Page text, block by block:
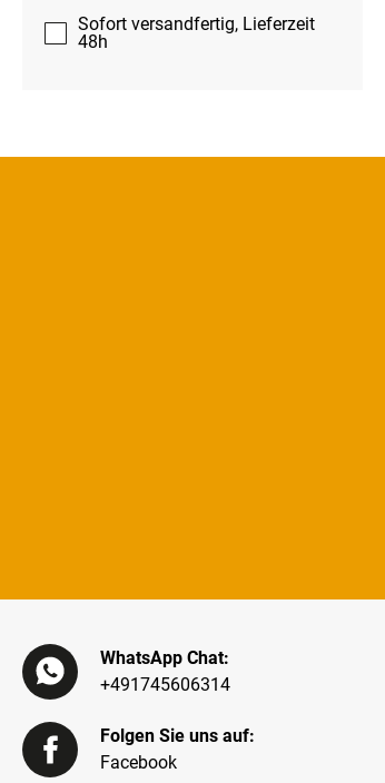
Sofort versandfertig, Lieferzeit
48h
WhatsApp Chat:
+491745606314
Folgen Sie uns auf:
Facebook